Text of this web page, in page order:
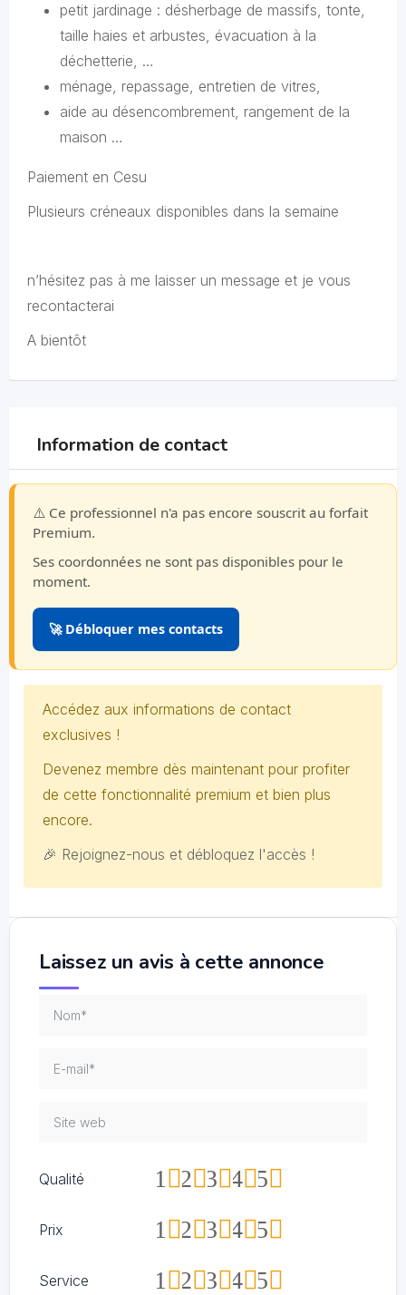
petit jardinage : désherbage de massifs, tonte,
taille haies et arbustes, évacuation à la
déchetterie, …
ménage, repassage, entretien de vitres,
aide au désencombrement, rangement de la
maison …
Paiement en Cesu
Plusieurs créneaux disponibles dans la semaine
n’hésitez pas à me laisser un message et je vous
recontacterai
A bientôt
Information de contact
⚠️ Ce professionnel n'a pas encore souscrit au forfait
Premium.
Ses coordonnées ne sont pas disponibles pour le
moment.
🚀 Débloquer mes contacts
Accédez aux informations de contact
exclusives !
Devenez membre dès maintenant pour profiter
de cette fonctionnalité premium et bien plus
encore.
🎉 Rejoignez-nous et débloquez l'accès !
Laissez un avis à cette annonce
Qualité 5
4
3
2
1
Prix 5
4
3
2
1
Service 5
4
3
2
1